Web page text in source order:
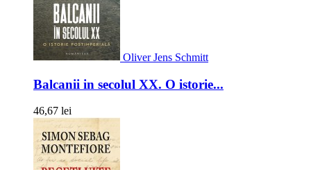
Oliver Jens Schmitt
Balcanii in secolul XX. O istorie...
46,67 lei